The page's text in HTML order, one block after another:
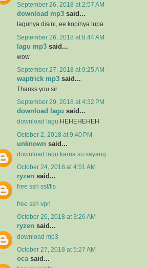
September 26, 2018 at 2:57 AM
download mp3 said...
lagunya disini, ee kopinya lupa
September 26, 2018 at 8:44 AM
lagu mp3 said...
wow
September 27, 2018 at 9:25 AM
waptrick mp3 said...
Thanks you sir
September 29, 2018 at 4:32 PM
download lagu said...
download lagu HEHEHEHEH
October 2, 2018 at 9:40 PM
unknown said...
download lagu karna su sayang
October 24, 2018 at 4:51 AM
ryzen said...
free ssh ssl/tls
free ssh vpn
October 26, 2018 at 3:26 AM
ryzen said...
download mp3
October 27, 2018 at 5:27 AM
oca said...